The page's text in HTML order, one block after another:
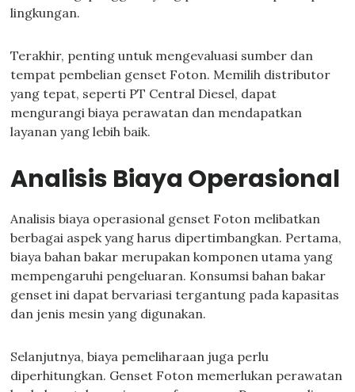
lingkungan.
Terakhir, penting untuk mengevaluasi sumber dan
tempat pembelian genset Foton. Memilih distributor
yang tepat, seperti PT Central Diesel, dapat
mengurangi biaya perawatan dan mendapatkan
layanan yang lebih baik.
Analisis Biaya Operasional
Analisis biaya operasional genset Foton melibatkan
berbagai aspek yang harus dipertimbangkan. Pertama,
biaya bahan bakar merupakan komponen utama yang
mempengaruhi pengeluaran. Konsumsi bahan bakar
genset ini dapat bervariasi tergantung pada kapasitas
dan jenis mesin yang digunakan.
Selanjutnya, biaya pemeliharaan juga perlu
diperhitungkan. Genset Foton memerlukan perawatan